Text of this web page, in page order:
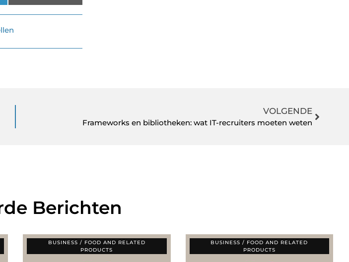
VOLGENDE
Frameworks en bibliotheken: wat IT-recruiters moeten weten
Berichten
BUSINESS / FOOD AND RELATED
PRODUCTS
BUSINESS / FOOD AND RELATED
PRODUCTS